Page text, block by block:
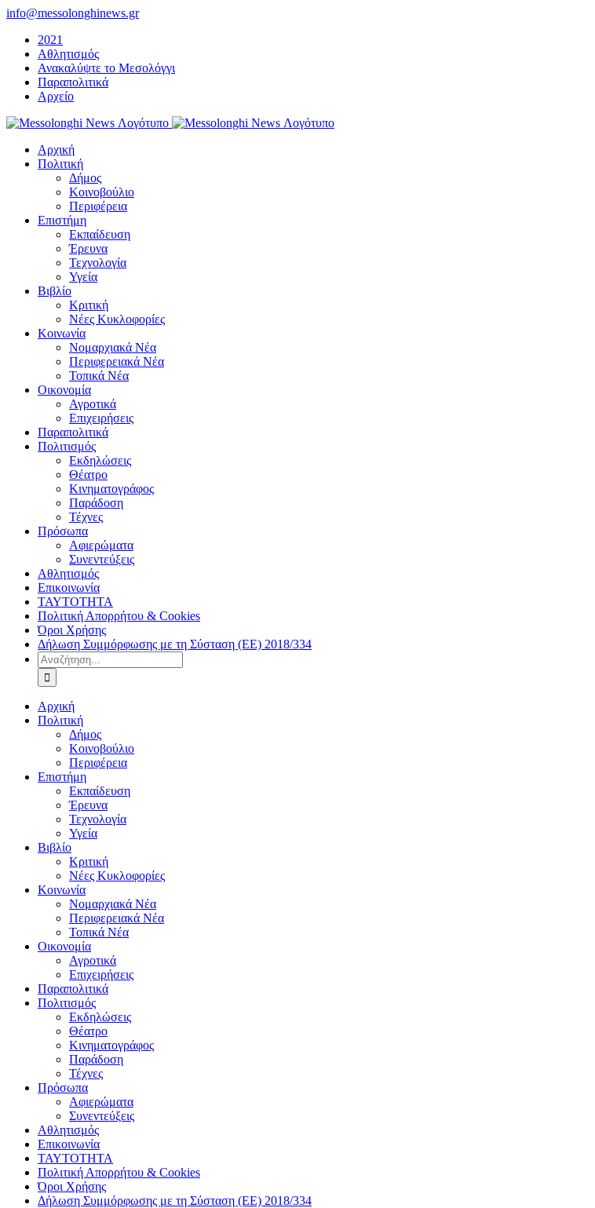
Μετάβαση
περιεχόμενο
info@messolonghinews.gr
2021
Αθλητισμός
Ανακαλύψτε το Μεσολόγγι
Παραπολιτικά
Αρχείο
Αρχική
Πολιτική
Δήμος
Κοινοβούλιο
Περιφέρεια
Επιστήμη
Εκπαίδευση
Έρευνα
Τεχνολογία
Υγεία
Βιβλίο
Κριτική
Νέες Κυκλοφορίες
Κοινωνία
Νομαρχιακά Νέα
Περιφερειακά Νέα
Τοπικά Νέα
Οικονομία
Αγροτικά
Επιχειρήσεις
Παραπολιτικά
Πολιτισμός
Εκδηλώσεις
Θέατρο
Κινηματογράφος
Παράδοση
Τέχνες
Πρόσωπα
Αφιερώματα
Συνεντεύξεις
Αθλητισμός
Επικοινωνία
ΤΑΥΤΟΤΗΤΑ
Πολιτική Απορρήτου & Cookies
Όροι Χρήσης
Δήλωση Συμμόρφωσης με τη Σύσταση (ΕΕ) 2018/334
Αναζήτηση
για:
Αρχική
Πολιτική
Δήμος
Κοινοβούλιο
Περιφέρεια
Επιστήμη
Εκπαίδευση
Έρευνα
Τεχνολογία
Υγεία
Βιβλίο
Κριτική
Νέες Κυκλοφορίες
Κοινωνία
Νομαρχιακά Νέα
Περιφερειακά Νέα
Τοπικά Νέα
Οικονομία
Αγροτικά
Επιχειρήσεις
Παραπολιτικά
Πολιτισμός
Εκδηλώσεις
Θέατρο
Κινηματογράφος
Παράδοση
Τέχνες
Πρόσωπα
Αφιερώματα
Συνεντεύξεις
Αθλητισμός
Επικοινωνία
ΤΑΥΤΟΤΗΤΑ
Πολιτική Απορρήτου & Cookies
Όροι Χρήσης
Δήλωση Συμμόρφωσης με τη Σύσταση (ΕΕ) 2018/334